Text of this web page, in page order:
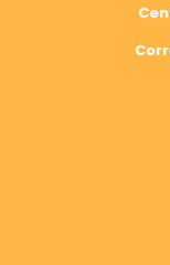
Centro
Correo: